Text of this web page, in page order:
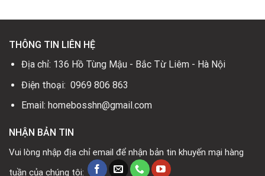
THÔNG TIN LIÊN HỆ
Địa chỉ: 136 Hồ Tùng Mậu - Bắc Từ Liêm - Hà Nội
Điện thoại: 0969 806 863
Email: homebosshn@gmail.com
NHẬN BẢN TIN
Vui lòng nhập địa chỉ email để nhận bản tin khuyến mại hàng
tuần của chúng tôi: